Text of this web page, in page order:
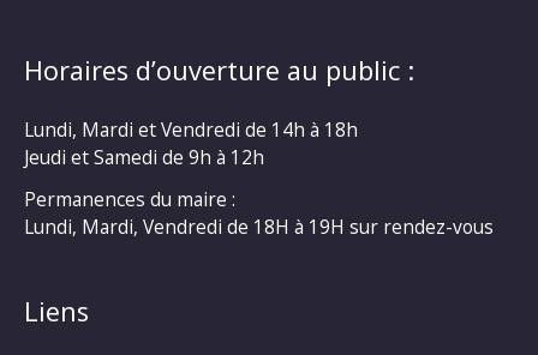
Horaires d’ouverture au public :
Lundi, Mardi et Vendredi de 14h à 18h
Jeudi et Samedi de 9h à 12h
Permanences du maire :
Lundi, Mardi, Vendredi de 18H à 19H sur rendez-vous
Liens